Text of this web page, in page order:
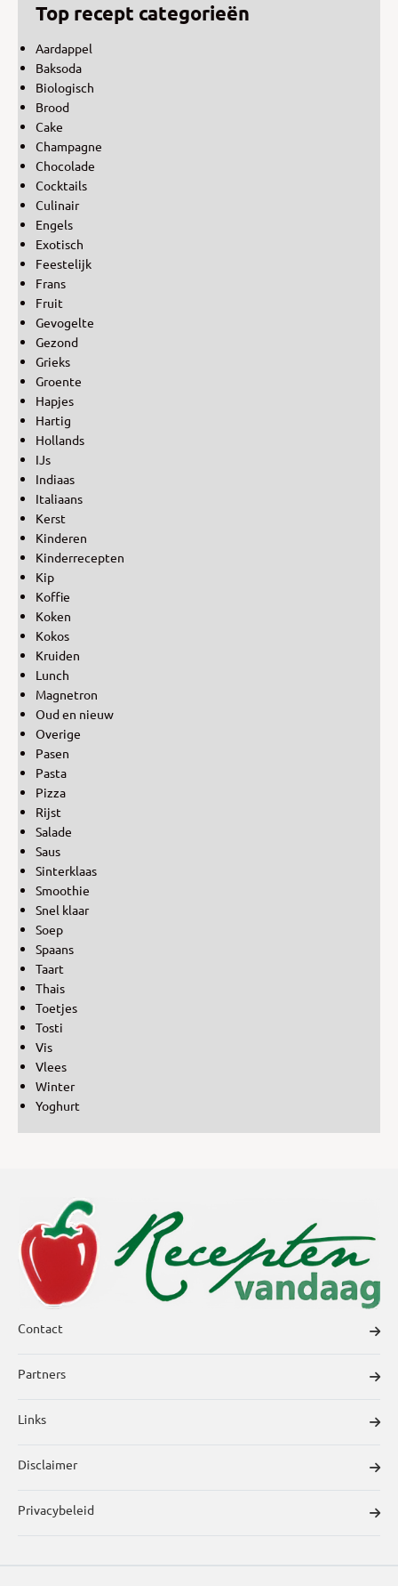
Top recept categorieën
Aardappel
Baksoda
Biologisch
Brood
Cake
Champagne
Chocolade
Cocktails
Culinair
Engels
Exotisch
Feestelijk
Frans
Fruit
Gevogelte
Gezond
Grieks
Groente
Hapjes
Hartig
Hollands
IJs
Indiaas
Italiaans
Kerst
Kinderen
Kinderrecepten
Kip
Koffie
Koken
Kokos
Kruiden
Lunch
Magnetron
Oud en nieuw
Overige
Pasen
Pasta
Pizza
Rijst
Salade
Saus
Sinterklaas
Smoothie
Snel klaar
Soep
Spaans
Taart
Thais
Toetjes
Tosti
Vis
Vlees
Winter
Yoghurt
Contact
Partners
Links
Disclaimer
Privacybeleid